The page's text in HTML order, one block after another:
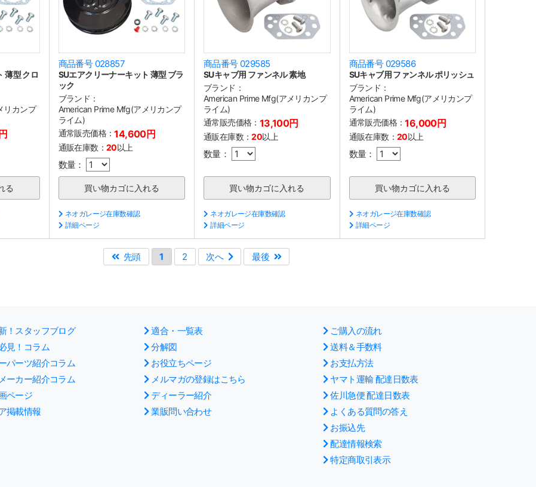
薄型 クロ
リカンプ
商品番号 028857
SUエアクリーナーキット 薄型 ブラ
ック
ブランド：
American Prime Mfg(アメリカンプ
ライム)
通常販売価格：14,600円
通販在庫数： 20以上
数量：
ネオガレージ在庫数確認
詳細ページ
商品番号 029585
SUキャブ用 ファンネル 素地
ブランド：
American Prime Mfg(アメリカンプ
ライム)
通常販売価格： 13,100円
通販在庫数：20以上
数量：
ネオガレージ在庫数確認
詳細ページ
商品番号 029586
SUキャブ用 ファンネル ポリッシュ
ブランド：
American Prime Mfg(アメリカンプ
ライム)
通常販売価格：16,000円
通販在庫数： 20以上
数量：
ネオガレージ在庫数確認
詳細ページ
先頭 1 2 次へ 最後
！スタッフブログ
見！コラム
パーツ紹介コラム
ーカー紹介コラム
ページ
掲載情報
適合・一覧表
分解図
お役立ちページ
メルマガの登録はこちら
ディーラー紹介
業販問い合わせ
ご購入の流れ
送料＆手数料
お支払方法
ヤマト運輸 配達日数表
佐川急便 配達日数表
よくある質問の答え
お振込先
配達情報検索
特定商取引表示